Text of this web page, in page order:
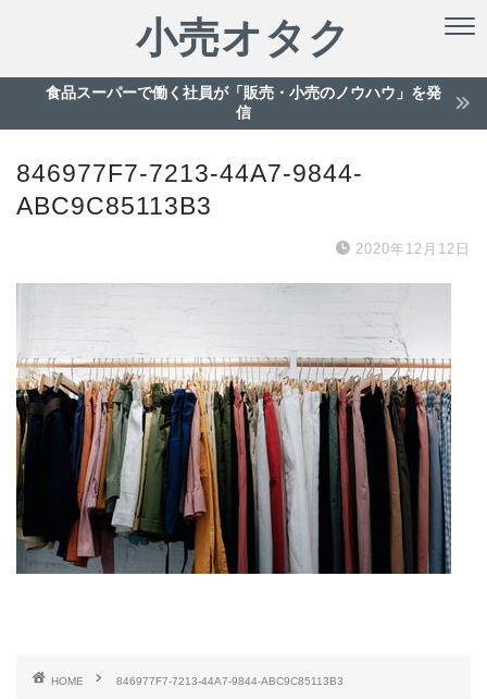
小売オタク
食品スーパーで働く社員が「販売・小売のノウハウ」を発
信
846977F7-7213-44A7-9844-
ABC9C85113B3
2020年12月12日
HOME 846977F7-7213-44A7-9844-ABC9C85113B3